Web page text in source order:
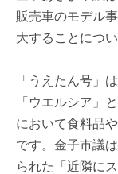
販売車のモデル
大することにつ
「うえたん号」
「ウエルシア」
において食料品
です。金子市議
られた「近隣に